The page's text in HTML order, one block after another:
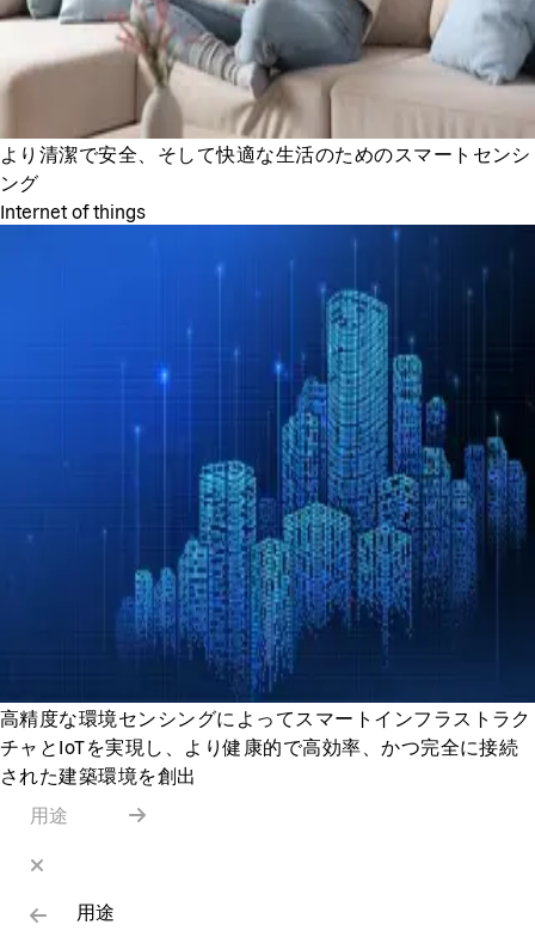
より清潔で安全、そして快適な生活のためのスマートセンシ
ング
Internet of things
高精度な環境センシングによってスマートインフラストラク
チャとIoTを実現し、より健康的で高効率、かつ完全に接続
された建築環境を創出
用途
用途